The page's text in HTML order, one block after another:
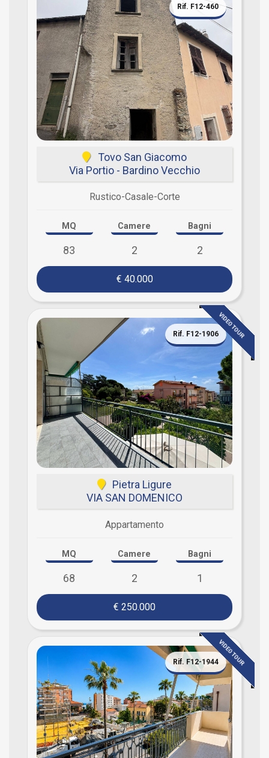
Rif. F12-460
Tovo San Giacomo
Via Portio - Bardino Vecchio
Rustico-Casale-Corte
MQ
83
Camere
2
Bagni
2
€ 40.000
VIDEO TOUR
Rif. F12-1906
Pietra Ligure
VIA SAN DOMENICO
Appartamento
MQ
68
Camere
2
Bagni
1
€ 250.000
VIDEO TOUR
Rif. F12-1944